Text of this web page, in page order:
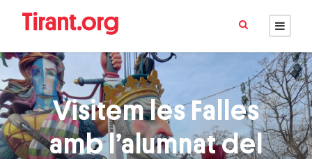
Visitem les Falles
amb l’alumnat del